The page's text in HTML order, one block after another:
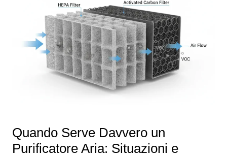
Quando Serve Davvero un
Purificatore Aria: Situazioni e